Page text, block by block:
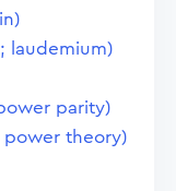
laudemium)
parity)
power theory)